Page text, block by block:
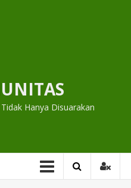
Hanya Disuarakan